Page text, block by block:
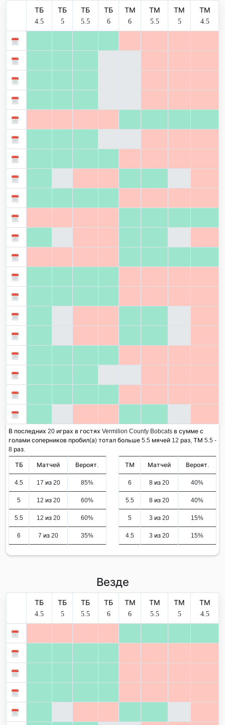
ТБ
4.5
ТБ
5
ТБ
5.5
ТБ
6
ТМ
6
ТМ
5.5
ТМ
5
ТМ
4.5
В последних 20 играх в гостях Vermilion County Bobcats в сумме с
голами соперников пробил(а) тотал больше 5.5 мячей 12 раз, ТМ 5.5 -
8 раз.
ТБ Матчей Вероят.
4.5 17 из 20 85%
5 12 из 20 60%
5.5 12 из 20 60%
6 7 из 20 35%
ТМ Матчей Вероят.
6 8 из 20 40%
5.5 8 из 20 40%
5 3 из 20 15%
4.5 3 из 20 15%
Везде
ТБ
4.5
ТБ
5
ТБ
5.5
ТБ
6
ТМ
6
ТМ
5.5
ТМ
5
ТМ
4.5